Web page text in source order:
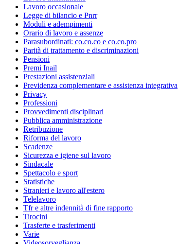
Lavoro occasionale
Legge di bilancio e Pnrr
Moduli e adempimenti
Orario di lavoro e assenze
Parasubordinati: co.co.co e co.co.pro
Parità di trattamento e discriminazioni
Pensioni
Premi Inail
Prestazioni assistenziali
Previdenza complementare e assistenza integrativa
Privacy
Professioni
Provvedimenti disciplinari
Pubblica amministrazione
Retribuzione
Riforma del lavoro
Scadenze
Sicurezza e igiene sul lavoro
Sindacale
Spettacolo e sport
Statistiche
Stranieri e lavoro all'estero
Telelavoro
Tfr e altre indennità di fine rapporto
Tirocini
Trasferte e trasferimenti
Varie